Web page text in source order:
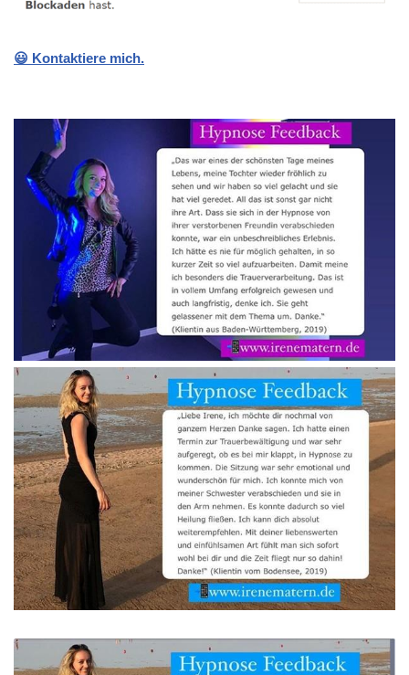
😃 Kontaktiere mich.